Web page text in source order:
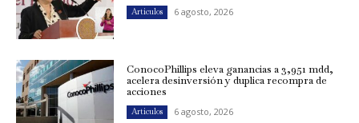
Artículos 6 agosto, 2026
ConocoPhillips eleva ganancias a 3,951 mdd,
acelera desinversión y duplica recompra de
acciones
Artículos 6 agosto, 2026